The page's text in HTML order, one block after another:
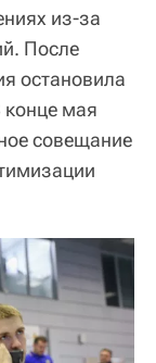
из-за
После
остановила
конце мая
совещание